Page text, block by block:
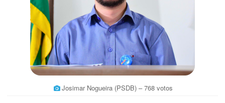
Josimar Nogueira (PSDB) – 768 votos